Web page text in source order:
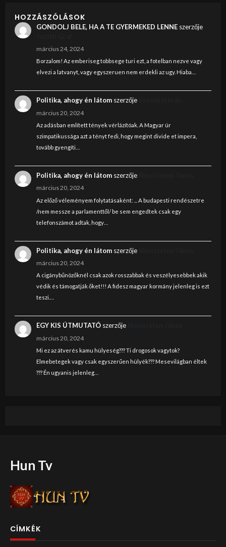
HOZZÁSZÓLÁSOK
GONDOLJ BELE, HA A TE GYERMEKED LENNEszerzője
március 24, 2024
Borzalom! Az emberiseg tobbsege turi ezt, a fotelban nezve vagy
elvezi a latvanyt, vagy egyszeruen nem erdekli az ugy. Hiaba…
Politika, ahogy én látomszerzője
március 20, 2024
Az adásban említett tények vérlázítóak. A Magyar úr
szimpatikussága azt a tényt fedi, hogy megint divide et impera,
tovább gyengíti…
Politika, ahogy én látomszerzője
március 20, 2024
Az előző véleményem folytatásaként: ... A budapesti rendészetre
/nem messze a parlamenttől/ be sem engedtek csak egy
telefonszámot adtak, hogy…
Politika, ahogy én látomszerzője
március 20, 2024
A cigánybűnözőknél csak azok rosszabbak és veszélyesebbek akik
védik és támogatják őket!!! A fidesz magyar kormány jelenleg is ezt
teszi.…
EGY KIS ÚTMUTATÓszerzője
március 20, 2024
Mi ez az átverés kamu hülyeség??? Ti drogosok vagytok?
Elmebetegek vagy csak egyszerűen hülyék??? Mesevilágban éltek
??? Én ugyanis jelenleg…
Hun Tv
CÍMKÉK